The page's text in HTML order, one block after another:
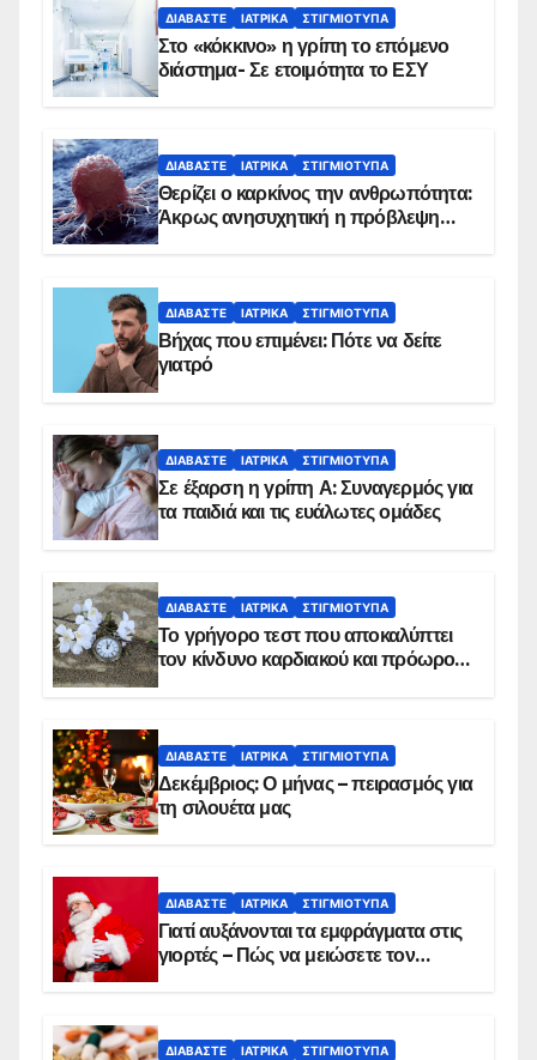
ΔΙΑΒΆΣΤΕ ΙΑΤΡΙΚΆ ΣΤΙΓΜΙΌΤΥΠΑ
Στο «κόκκινο» η γρίπη το επόμενο
διάστημα- Σε ετοιμότητα το ΕΣΥ
ΔΙΑΒΆΣΤΕ ΙΑΤΡΙΚΆ ΣΤΙΓΜΙΌΤΥΠΑ
Θερίζει ο καρκίνος την ανθρωπότητα:
Άκρως ανησυχητική η πρόβλεψη…
ΔΙΑΒΆΣΤΕ ΙΑΤΡΙΚΆ ΣΤΙΓΜΙΌΤΥΠΑ
Βήχας που επιμένει: Πότε να δείτε
γιατρό
ΔΙΑΒΆΣΤΕ ΙΑΤΡΙΚΆ ΣΤΙΓΜΙΌΤΥΠΑ
Σε έξαρση η γρίπη Α: Συναγερμός για
τα παιδιά και τις ευάλωτες ομάδες
ΔΙΑΒΆΣΤΕ ΙΑΤΡΙΚΆ ΣΤΙΓΜΙΌΤΥΠΑ
Το γρήγορο τεστ που αποκαλύπτει
τον κίνδυνο καρδιακού και πρόωρου
ΔΙΑΒΆΣΤΕ ΙΑΤΡΙΚΆ ΣΤΙΓΜΙΌΤΥΠΑ
Δεκέμβριος: Ο μήνας – πειρασμός για
τη σιλουέτα μας
ΔΙΑΒΆΣΤΕ ΙΑΤΡΙΚΆ ΣΤΙΓΜΙΌΤΥΠΑ
Γιατί αυξάνονται τα εμφράγματα στις
γιορτές – Πώς να μειώσετε τον
ΔΙΑΒΆΣΤΕ ΙΑΤΡΙΚΆ ΣΤΙΓΜΙΌΤΥΠΑ